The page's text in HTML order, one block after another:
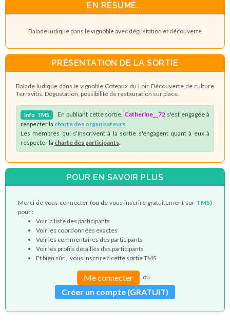
EN RÉSUMÉ...
Balade ludique dans le vignoble avec dégustation et découverte
PRÉSENTATION DE LA SORTIE
Balade ludique dans le vignoble Coteaux du Loir. Découverte de culture
Terravitis. Dégustation, possibilité de restauration sur place.
Info TMS En publiant cette sortie, Catherine__72 s'est engagée à
respecter la charte des organisateurs
Les membres qui s'inscrivent à la sortie s'engagent quant à eux à
respecter la charte des participants
POUR EN SAVOIR PLUS
Merci de vous connecter (ou de vous inscrire gratuitement sur TMS)
pour :
Voir la liste des participants
Voir les coordonnées exactes
Voir les commentaires des participants
Voir les profils détaillés des participants
Et bien sûr... vous inscrire à cette sortie TMS
Me connecter ou
Créer un compte (GRATUIT)